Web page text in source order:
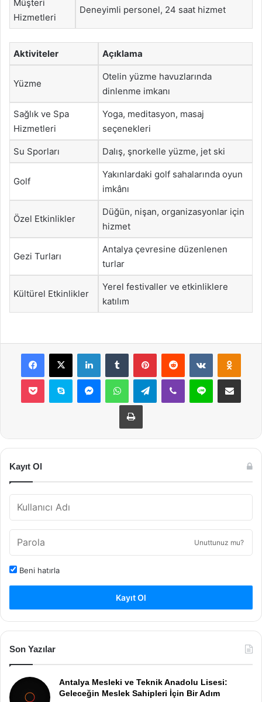
Müşteri
Hizmetleri
Deneyimli personel, 24 saat hizmet
Aktiviteler Açıklama
Yüzme
Otelin yüzme havuzlarında
dinlenme imkanı
Sağlık ve Spa
Hizmetleri
Yoga, meditasyon, masaj
seçenekleri
Su Sporları Dalış, şnorkelle yüzme, jet ski
Golf
Yakınlardaki golf sahalarında oyun
imkânı
Özel Etkinlikler
Düğün, nişan, organizasyonlar için
hizmet
Gezi Turları
Antalya çevresine düzenlenen
turlar
Kültürel Etkinlikler
Yerel festivaller ve etkinliklere
katılım
Facebook
X LinkedInTumblr PinterestReddit VKontakte
Pocket Skype MessengerWhatsAppTelegramViber Line E-Posta ile
Yazdır
Kayıt Ol
Unuttunuz mu?
Beni hatırla
Kayıt Ol
Son Yazılar
Antalya Mesleki ve Teknik Anadolu Lisesi:
Geleceğin Meslek Sahipleri İçin Bir Adım